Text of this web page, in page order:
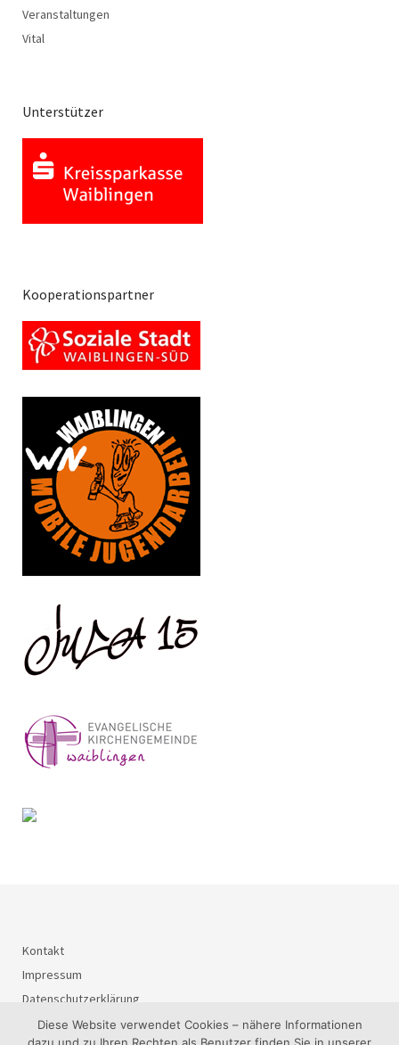
Veranstaltungen
Vital
Unterstützer
Kooperationspartner
Kontakt
Impressum
Datenschutzerklärung
Diese Website verwendet Cookies – nähere Informationen